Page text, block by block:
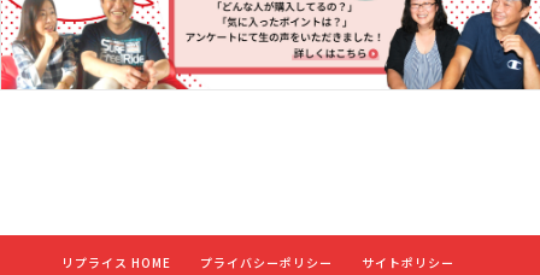
リプライス HOME プライバシーポリシー サイトポリシー